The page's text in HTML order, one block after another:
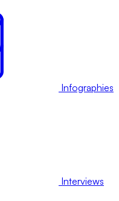
Infographies
Interviews